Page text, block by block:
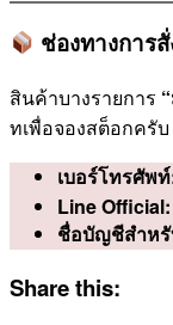
ช่องทางการ
สินค้าบางรายการ
ทเพื่อจองสต็อกครับ
เบอร์โทรศัพ
Line Official:
ชื่อบัญชีสำหรั
Share this: